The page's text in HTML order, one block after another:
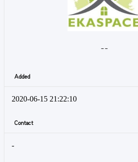
- -
Added
2020-06-15 21:22:10
Contact
-